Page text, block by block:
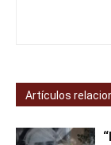
Artículos